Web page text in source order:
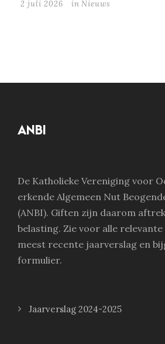
2 juli 2026 in Nieuws
ANBI
De Katholieke Vereniging voor
erkende Algemeen Nut
(ANBI). Giften zijn daarom
belasting. Zie voor alle
meest recente jaarverslag en
formulier.
Jaarverslag 2024-2025